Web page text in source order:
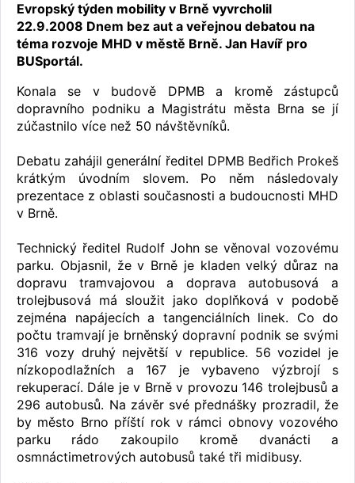
Evropský týden mobility v Brně vyvrcholil
22.9.2008 Dnem bez aut a veřejnou debatou na
téma rozvoje MHD v městě Brně. Jan Havíř pro
BUSportál.
Konala se v budově DPMB a kromě zástupců
dopravního podniku a Magistrátu města Brna se jí
zúčastnilo více než 50 návštěvníků.
Debatu zahájil generální ředitel DPMB Bedřich Prokeš
krátkým úvodním slovem. Po něm následovaly
prezentace z oblasti současnosti a budoucnosti MHD
v Brně.
Technický ředitel Rudolf John se věnoval vozovému
parku. Objasnil, že v Brně je kladen velký důraz na
dopravu tramvajovou a doprava autobusová a
trolejbusová má sloužit jako doplňková v podobě
zejména napájecích a tangenciálních linek. Co do
počtu tramvají je brněnský dopravní podnik se svými
316 vozy druhý největší v republice. 56 vozidel je
nízkopodlažních a 167 je vybaveno výzbrojí s
rekuperací. Dále je v Brně v provozu 146 trolejbusů a
296 autobusů. Na závěr své přednášky prozradil, že
by město Brno příští rok v rámci obnovy vozového
parku rádo zakoupilo kromě dvanácti a
osmnáctimetrových autobusů také tři midibusy.